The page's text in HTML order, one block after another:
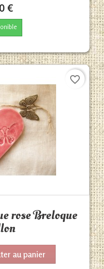
€
rose Breloque
au panier
favorite_border